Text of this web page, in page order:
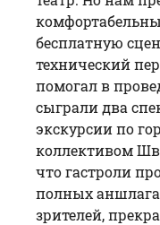
бесплатную
технический
помогал в
сыграли два
экскурсии по
коллективом
что гастроли
полных
зрителей,